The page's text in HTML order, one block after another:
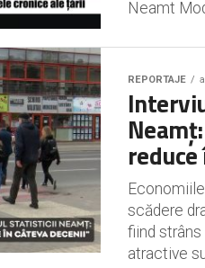
Neamt
REPORTAJE
scădere
fiind
atractive